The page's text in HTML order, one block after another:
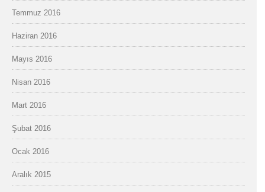
Temmuz 2016
Haziran 2016
Mayıs 2016
Nisan 2016
Mart 2016
Şubat 2016
Ocak 2016
Aralık 2015